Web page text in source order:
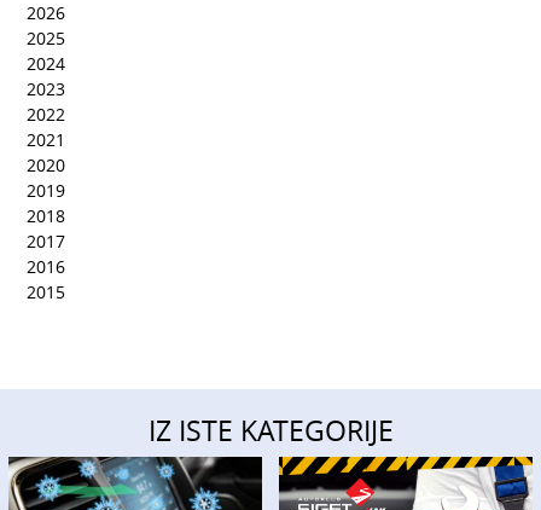
2026
2025
2024
2023
2022
2021
2020
2019
2018
2017
2016
2015
IZ ISTE KATEGORIJE